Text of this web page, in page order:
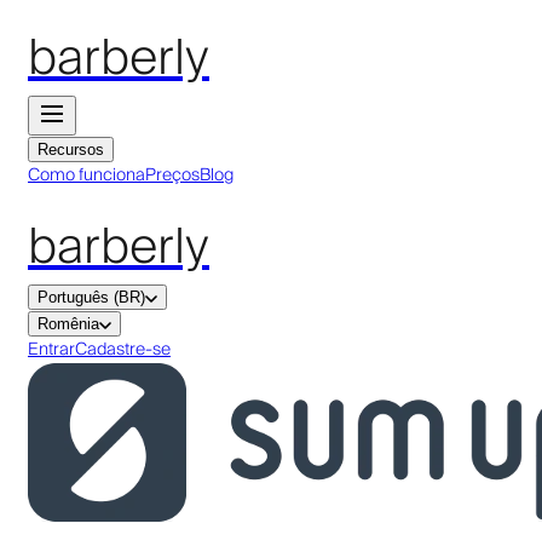
barberly
Recursos
Como funcionaPreçosBlog
barberly
Português (BR)
Romênia
EntrarCadastre-se